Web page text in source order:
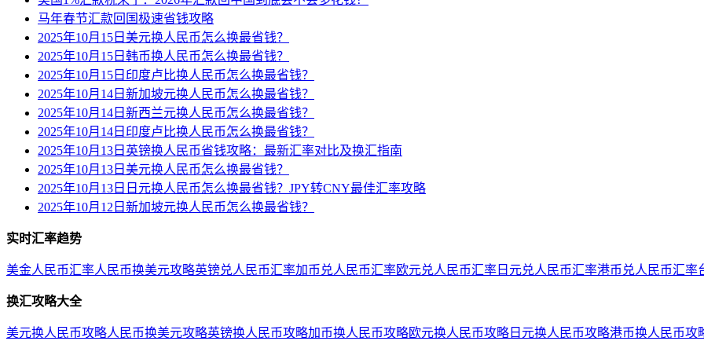
马年春节汇款回国极速省钱攻略
2025年10月15日美元换人民币怎么换最省钱？
2025年10月15日韩币换人民币怎么换最省钱？
2025年10月15日印度卢比换人民币怎么换最省钱？
2025年10月14日新加坡元换人民币怎么换最省钱？
2025年10月14日新西兰元换人民币怎么换最省钱？
2025年10月14日印度卢比换人民币怎么换最省钱？
2025年10月13日英镑换人民币省钱攻略：最新汇率对比及换汇指南
2025年10月13日美元换人民币怎么换最省钱？
2025年10月13日日元换人民币怎么换最省钱？JPY转CNY最佳汇率攻略
2025年10月12日新加坡元换人民币怎么换最省钱？
实时汇率趋势
美金人民币汇率人民币换美元攻略英镑兑人民币汇率加币兑人民币汇率欧元兑人民币汇率 日元兑人民币汇率港币兑人民币汇率
换汇攻略大全
美元换人民币攻略人民币换美元攻略英镑换人民币攻略加币换人民币攻略欧元换人民币攻略 日元换人民币攻略港币换人民币攻